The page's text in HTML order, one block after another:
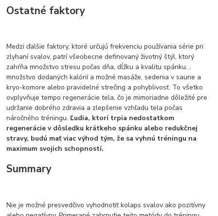
Ostatné faktory
Medzi ďalšie faktory, ktoré určujú frekvenciu používania série pri
zlyhaní svalov, patrí všeobecne definovaný životný štýl, ktorý
zahŕňa množstvo stresu počas dňa, dĺžku a kvalitu spánku. ,
množstvo dodaných kalórií a možné masáže, sedenia v saune a
kryo-komore alebo pravidelné strečing a pohyblivosť. To všetko
ovplyvňuje tempo regenerácie tela, čo je mimoriadne dôležité pre
udržanie dobrého zdravia a zlepšenie vzhľadu tela počas
náročného tréningu. Ľudia, ktorí trpia nedostatkom
regenerácie v dôsledku krátkeho spánku alebo redukčnej
stravy, budú mať viac výhod tým, že sa vyhnú tréningu na
maximum svojich schopností.
Summary
Nie je možné presvedčivo vyhodnotiť kolaps svalov ako pozitívny